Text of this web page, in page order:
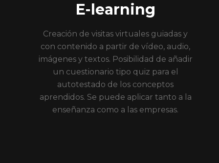
E-learning
Creación de visitas virtuales guiadas y
con contenido a partir de vídeo, audio,
imágenes y textos. Posibilidad de añadir
un cuestionario tipo quiz para el
autotestado de los conceptos
aprendidos. Se puede aplicar tanto a la
enseñanza como a las empresas.